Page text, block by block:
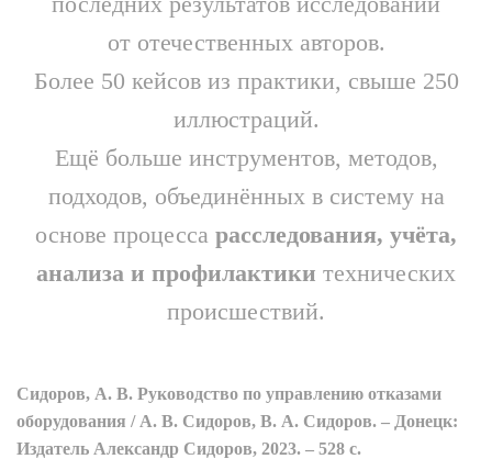
от отечественных авторов.
Более 50 кейсов из практики, свыше 250
иллюстраций.
Ещё больше инструментов, методов,
подходов, объединённых в систему на
основе процесса расследования, учёта,
анализа и профилактики технических
происшествий.
Сидоров, А. В. Руководство по управлению отказами
оборудования / А. В. Сидоров, В. А. Сидоров. – Донецк:
Издатель Александр Сидоров, 2023. – 528 с.